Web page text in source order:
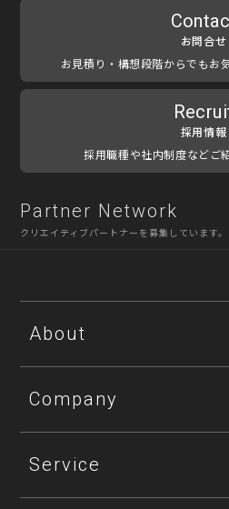
お問合せ
お見積り・構想段階からでもお
採用情報
採用職種や社内制度などご
Partner Network
クリエイティブパートナーを募集しています。
About
Company
Service